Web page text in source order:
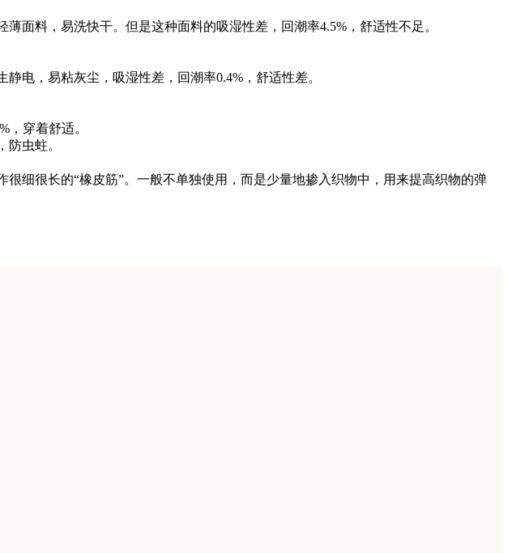
面料，易洗快干。但是这种面料的吸湿性差，回潮率4.5%，舒适性不足。
电，易粘灰尘，吸湿性差，回潮率0.4%，舒适性差。
，穿着舒适。
虫蛀。
细很长的“橡皮筋”。一般不单独使用，而是少量地掺入织物中，用来提高织物的弹